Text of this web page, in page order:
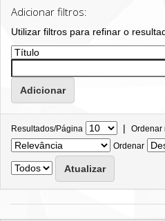
Adicionar filtros:
Utilizar filtros para refinar o
Resultados/Página | Ordenar
Ordenar